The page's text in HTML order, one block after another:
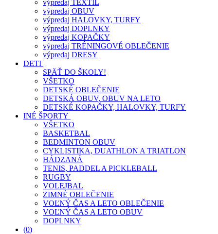
výpredaj TEXTIL
výpredaj OBUV
výpredaj HALOVKY, TURFY
výpredaj DOPLNKY
výpredaj KOPAČKY
výpredaj TRÉNINGOVÉ OBLEČENIE
výpredaj DRESY
DETI
SPÄŤ DO ŠKOLY!
VŠETKO
DETSKÉ OBLEČENIE
DETSKÁ OBUV, OBUV NA LETO
DETSKÉ KOPAČKY, HALOVKY, TURFY
INÉ ŠPORTY
VŠETKO
BASKETBAL
BEDMINTON OBUV
CYKLISTIKA, DUATHLON A TRIATLON
HÁDZANÁ
TENIS, PADDEL A PICKLEBALL
RUGBY
VOLEJBAL
ZIMNÉ OBLEČENIE
VOĽNÝ ČAS A LETO OBLEČENIE
VOĽNÝ ČAS A LETO OBUV
DOPLNKY
(0)